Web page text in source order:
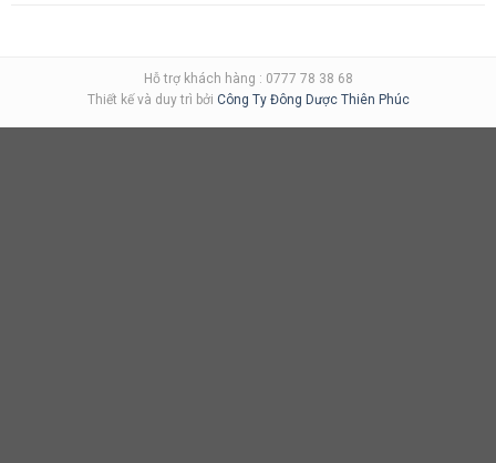
Hỗ trợ khách hàng : 0777 78 38 68
Thiết kế và duy trì bởi Công Ty Đông Dược Thiên Phúc